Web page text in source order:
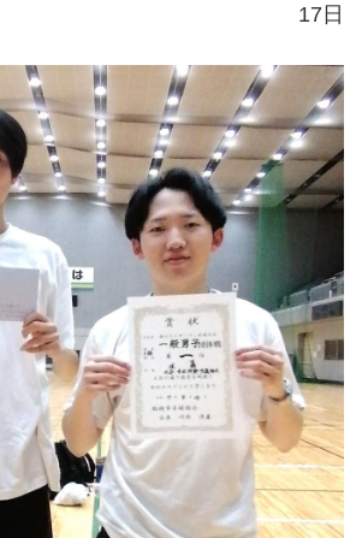
17日